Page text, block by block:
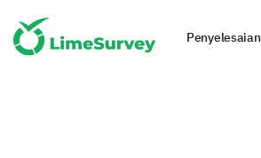
Penyelesaian